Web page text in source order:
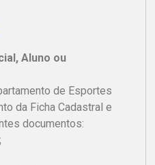
Aluno ou
de Esportes
da Ficha Cadastral e
documentos: